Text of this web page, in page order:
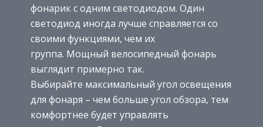
фонарик с одним светодиодом. Один
светодиод иногда лучше справляется со
своими функциями, чем их
группа. Мощный велосипедный фонарь
выглядит примерно так.
Выбирайте максимальный угол освещения
для фонаря – чем больше угол обзора, тем
комфортнее будет управлять